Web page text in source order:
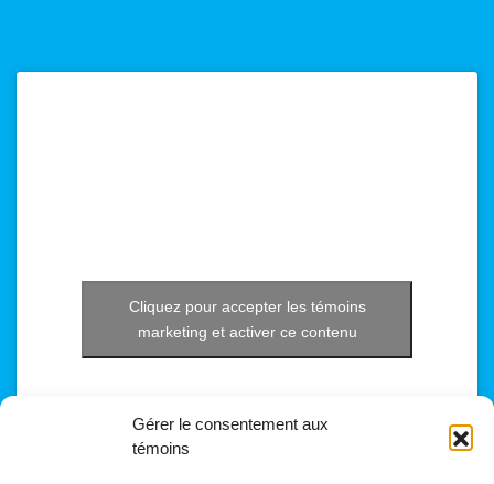
Gérer le consentement aux
témoins
Cliquez pour accepter les témoins
marketing et activer ce contenu